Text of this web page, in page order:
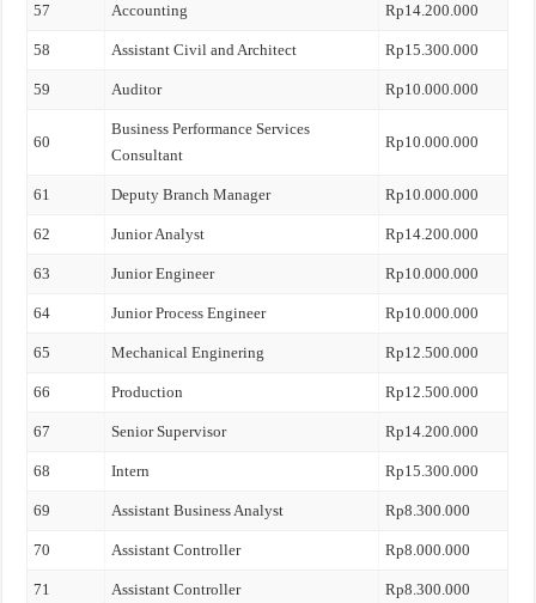
57 Accounting Rp14.200.000
58 Assistant Civil and Architect Rp15.300.000
59 Auditor Rp10.000.000
60
Business Performance Services
Consultant
Rp10.000.000
61 Deputy Branch Manager Rp10.000.000
62 Junior Analyst Rp14.200.000
63 Junior Engineer Rp10.000.000
64 Junior Process Engineer Rp10.000.000
65 Mechanical Enginering Rp12.500.000
66 Production Rp12.500.000
67 Senior Supervisor Rp14.200.000
68 Intern Rp15.300.000
69 Assistant Business Analyst Rp8.300.000
70 Assistant Controller Rp8.000.000
71 Assistant Controller Rp8.300.000